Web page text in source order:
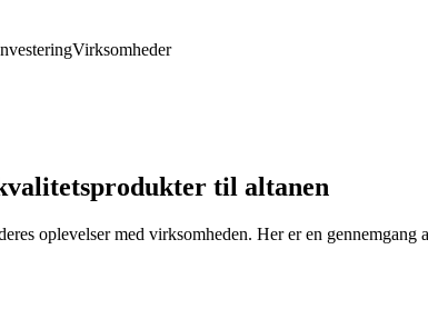
Virksomheder
til altanen
oplevelser med virksomheden. Her er en gennemgang